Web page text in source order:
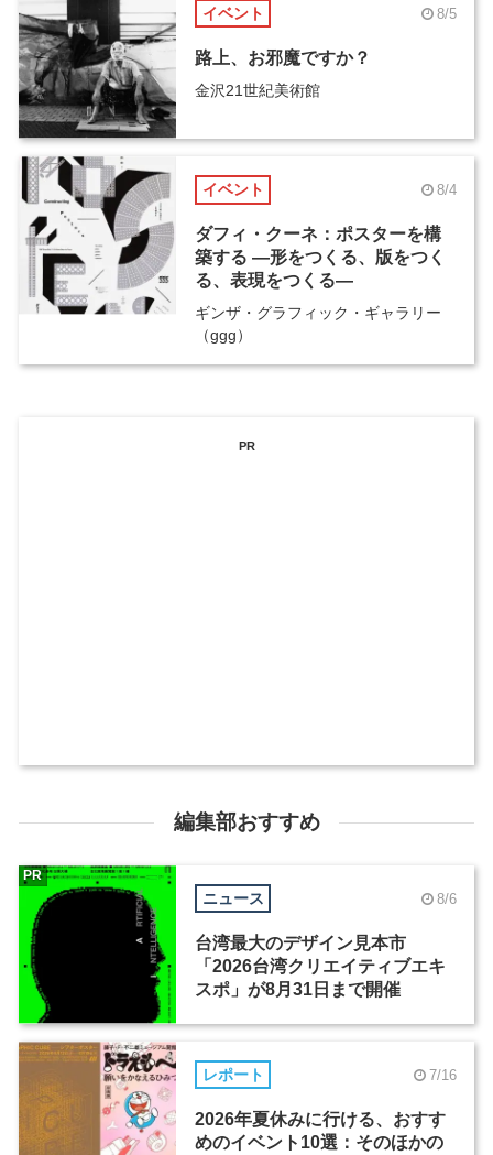
イベント 8/5
路上、お邪魔ですか？
金沢21世紀美術館
イベント 8/4
ダフィ・クーネ：ポスターを構
築する ―形をつくる、版をつく
る、表現をつくる―
ギンザ・グラフィック・ギャラリー
（ggg）
PR
編集部おすすめ
ニュース 8/6
台湾最大のデザイン見本市
「2026台湾クリエイティブエキ
スポ」が8月31日まで開催
PR
レポート 7/16
2026年夏休みに行ける、おすす
めのイベント10選：そのほかの